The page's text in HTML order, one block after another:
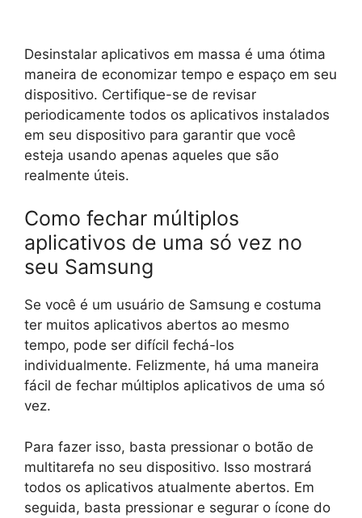
Desinstalar aplicativos em massa é uma ótima
maneira de economizar tempo e espaço em seu
dispositivo. Certifique-se de revisar
periodicamente todos os aplicativos instalados
em seu dispositivo para garantir que você
esteja usando apenas aqueles que são
realmente úteis.
Como fechar múltiplos
aplicativos de uma só vez no
seu Samsung
Se você é um usuário de Samsung e costuma
ter muitos aplicativos abertos ao mesmo
tempo, pode ser difícil fechá-los
individualmente. Felizmente, há uma maneira
fácil de fechar múltiplos aplicativos de uma só
vez.
Para fazer isso, basta pressionar o botão de
multitarefa no seu dispositivo. Isso mostrará
todos os aplicativos atualmente abertos. Em
seguida, basta pressionar e segurar o ícone do